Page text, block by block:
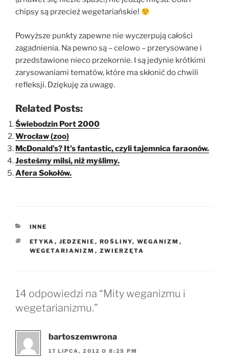
chipsy są przecież wegetariańskie!
Powyższe punkty zapewne nie wyczerpują całości
zagadnienia. Na pewno są – celowo – przerysowane i
przedstawione nieco przekornie. I są jedynie krótkimi
zarysowaniami tematów, które ma skłonić do chwili
refleksji. Dziękuję za uwagę.
Related Posts:
Świebodzin Port 2000
Wrocław (zoo)
McDonald’s? It’s fantastic, czyli tajemnica faraonów.
Jesteśmy milsi, niż myślimy.
Afera Sokołów.
KATEGORIE
INNE
TAGI
ETYKA , JEDZENIE , ROŚLINY, WEGANIZM ,
WEGETARIANIZM , ZWIERZĘTA
14 odpowiedzi na “Mity weganizmu i
wegetarianizmu.”
bartoszemwrona
17 LIPCA, 2012 O 8:25 PM